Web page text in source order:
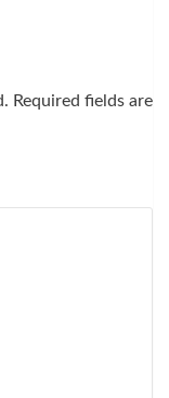
Required fields are